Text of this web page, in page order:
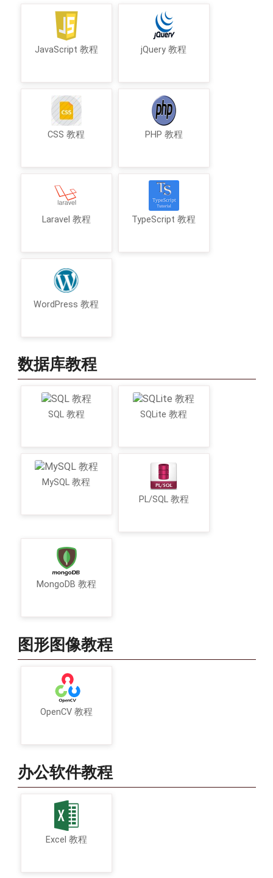
JavaScript 教程 jQuery 教程
CSS 教程 PHP 教程
Laravel 教程 TypeScript 教程
WordPress 教程
数据库教程
SQL 教程 SQLite 教程
MySQL 教程
PL/SQL 教程
MongoDB 教程
图形图像教程
OpenCV 教程
办公软件教程
Excel 教程